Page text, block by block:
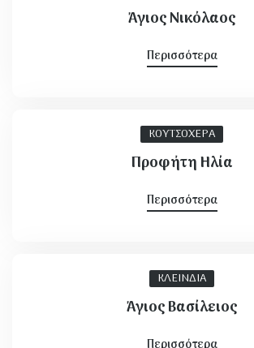
Άγιος Νικόλαος
Περισσότερα
ΚΟΥΤΣΟΧΕΡΑ
Προφήτη Ηλία
Περισσότερα
ΚΛΕΙΝΔΙΑ
Άγιος Βασίλειος